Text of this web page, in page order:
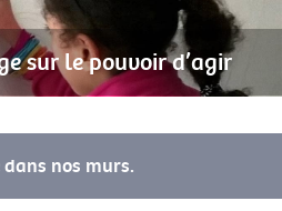
sur le pouvoir d’agir
nos murs.